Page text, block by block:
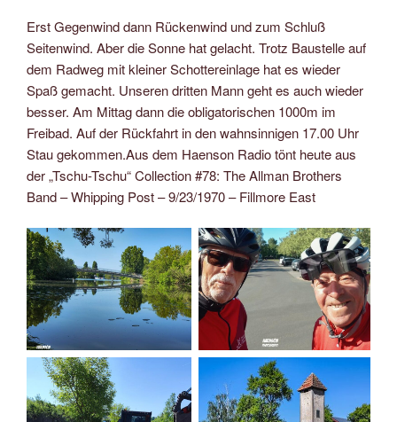
Erst Gegenwind dann Rückenwind und zum Schluß
Seitenwind. Aber die Sonne hat gelacht. Trotz Baustelle auf
dem Radweg mit kleiner Schottereinlage hat es wieder
Spaß gemacht. Unseren dritten Mann geht es auch wieder
besser. Am Mittag dann die obligatorischen 1000m im
Freibad. Auf der Rückfahrt in den wahnsinnigen 17.00 Uhr
Stau gekommen.Aus dem Haenson Radio tönt heute aus
der „Tschu-Tschu“ Collection #78: The Allman Brothers
Band – Whipping Post – 9/23/1970 – Fillmore East